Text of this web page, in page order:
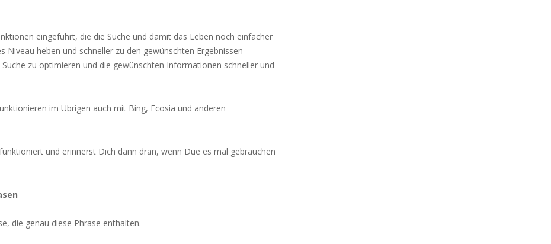
eingeführt, die die Suche und damit das Leben noch einfacher
heben und schneller zu den gewünschten Ergebnissen
zu optimieren und die gewünschten Informationen schneller und
im Übrigen auch mit Bing, Ecosia und anderen
und erinnerst Dich dann dran, wenn Due es mal gebrauchen
die genau diese Phrase enthalten.